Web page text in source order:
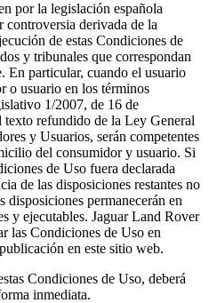
por la legislación española
controversia derivada de la
de estas Condiciones de
y tribunales que correspondan
En particular, cuando el usuario
o usuario en los términos
1/2007, de 16 de
texto refundido de la Ley General
y Usuarios, serán competentes
del consumidor y usuario. Si
de Uso fuera declarada
de las disposiciones restantes no
disposiciones permanecerán en
y ejecutables. Jaguar Land Rover
las Condiciones de Uso en
en este sitio web.
Condiciones de Uso, deberá
inmediata.